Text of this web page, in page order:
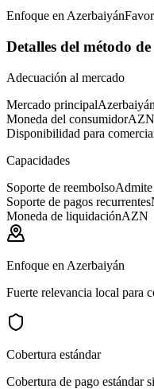
Enfoque en Azerbaiyán
Detalles del método
Adecuación al mercado
Mercado principalAzerbaiyán
Moneda del consumidorAZN
Disponibilidad para
Capacidades
Soporte de reembolsoAdmite
Soporte de pagos recurrentes
Moneda de liquidaciónAZN
Enfoque en Azerbaiyán
Fuerte relevancia local para
Cobertura estándar
Cobertura de pago estándar